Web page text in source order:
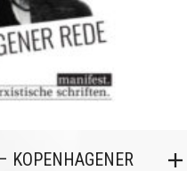
KOPENHAGENER